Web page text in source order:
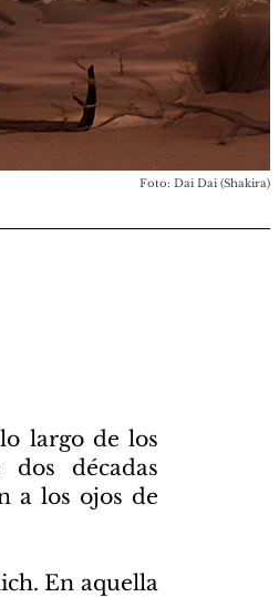
Foto: Dai Dai (Shakira)
largo de los
décadas
a los ojos de
En aquella